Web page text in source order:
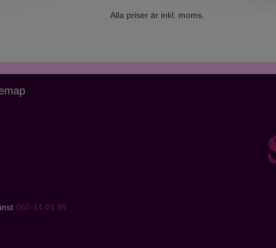
Alla priser är inkl. moms.
060-14 01 99